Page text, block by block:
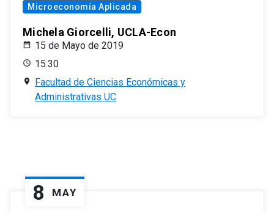
Microeconomía Aplicada
Michela Giorcelli, UCLA-Econ
15 de Mayo de 2019
15:30
Facultad de Ciencias Económicas y
Administrativas UC
8 MAY